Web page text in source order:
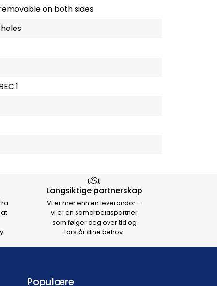
on both sides
1
Langsiktige partnerskap
Vi er mer enn en leverandør –
vi er en samarbeidspartner
som følger deg over tid og
forstår dine behov.
Populære